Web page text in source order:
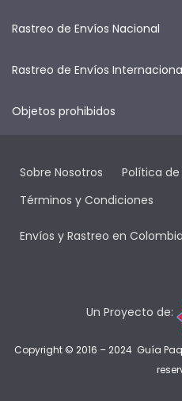
Rastreo de Envíos Nacional
Rastreo de Envíos
Objetos prohibidos
Sobre Nosotros
Política
Términos y Condiciones
Envíos y Rastreo en Colombia
Un Proyecto de:
Copyright © 2016 – 2024 Guía